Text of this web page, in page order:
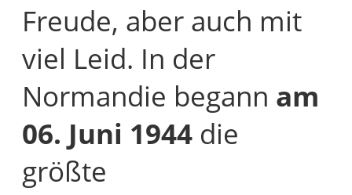
Freude, aber auch mit
viel Leid. In der
Normandie begann am
06. Juni 1944 die
größte